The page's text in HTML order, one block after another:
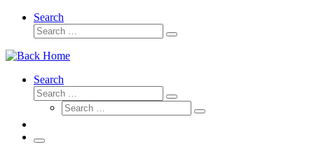
Search
Search
Search
Search
Search
Search
Search
Search